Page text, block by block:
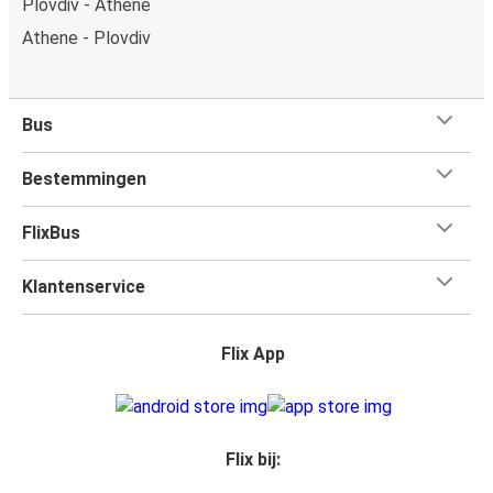
Plovdiv - Athene
Athene - Plovdiv
Bus
Bestemmingen
FlixBus
Klantenservice
Flix App
Flix bij: